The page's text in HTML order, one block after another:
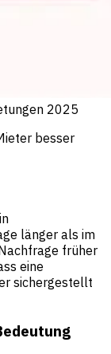
2025
besser
länger als im
früher
eine
sichergestellt